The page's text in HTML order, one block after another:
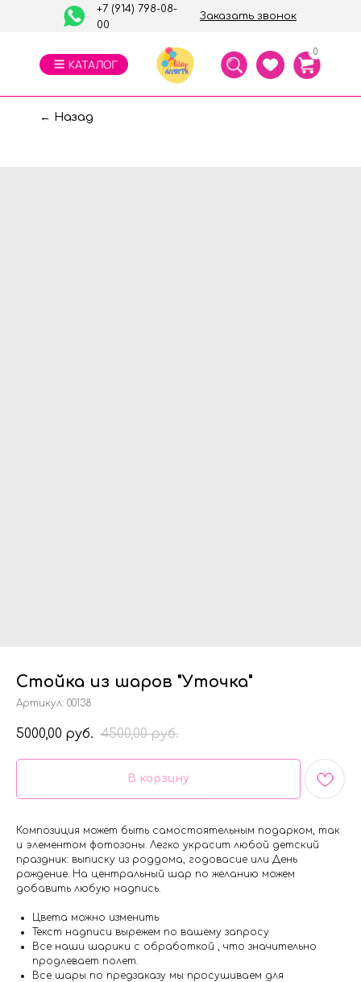
Заказать звонок
+7 (914) 798-08-
00
0
← Назад
Стойка из шаров "Уточка"
Артикул: 00138
5000,00 руб. 4500,00 руб.
В корзину
Композиция может быть самостоятельным подарком, так
и элементом фотозоны. Легко украсит любой детский
праздник: выписку из роддома, годовасие или День
рождение. На центральный шар по желанию можем
добавить любую надпись.
Цвета можно изменить
Текст надписи вырежем по вашему запросу
Все наши шарики с обработкой , что значительно
продлевает полет.
Все шары по предзаказу мы просушиваем для